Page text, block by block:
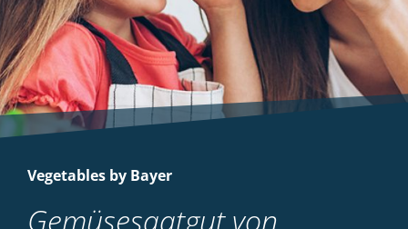
Vegetables by Bayer
Gemüsesaatgut von